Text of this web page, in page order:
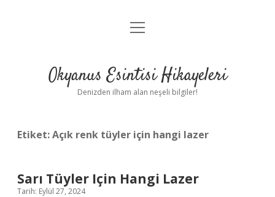
Anasayfa
Yasal Uyarı
menüyü
Okyanus Esintisi Hikayeleri
Denizden ilham alan neşeli bilgiler!
Etiket:Açık renk tüyler için hangi lazer
Sarı Tüyler Için Hangi Lazer
Tarih: Eylül 27, 2024